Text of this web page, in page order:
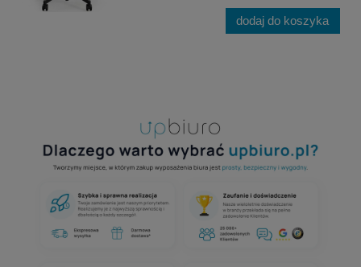
dodaj do koszyka